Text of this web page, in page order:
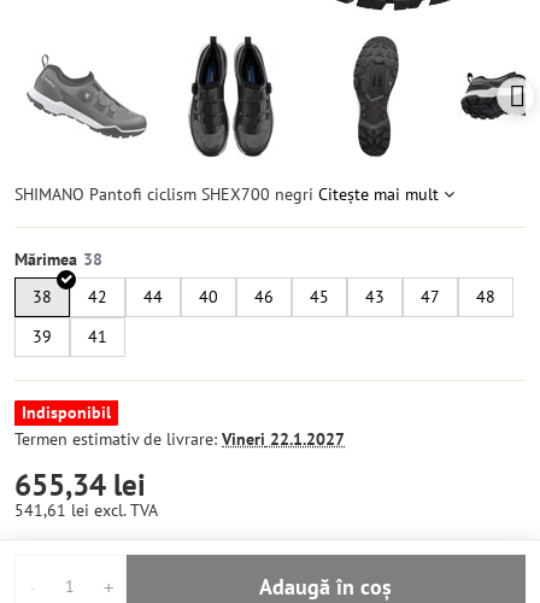
SHIMANO Pantofi ciclism SHEX700 negri Citește mai mult
Mărimea
38
42 44 40 46 45 43 47
48
39
41
Indisponibil
Termen estimativ de livrare: Vineri 22.1.2027
655,34 lei
541,61 lei excl. TVA
Adaugă în coș